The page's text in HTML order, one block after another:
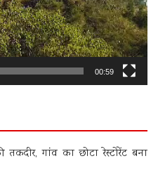
00:59
तकदीर, गांव का छोटा रेस्टोरेंट बना